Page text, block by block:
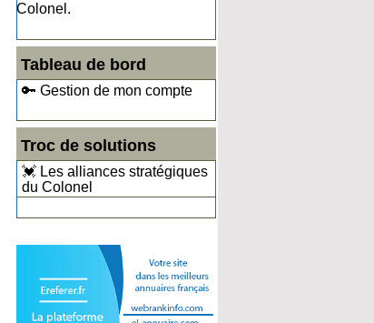
Colonel.
Tableau de bord
🔑 Gestion de mon compte
Troc de solutions
💓 Les alliances stratégiques
du Colonel